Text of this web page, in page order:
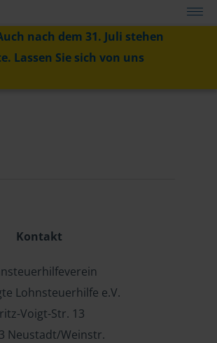
nach dem 31. Juli stehen
Lassen Sie sich von uns
Kontakt
Lohnsteuerhilfe e.V.
Voigt-Str. 13
Neustadt/Weinstr.